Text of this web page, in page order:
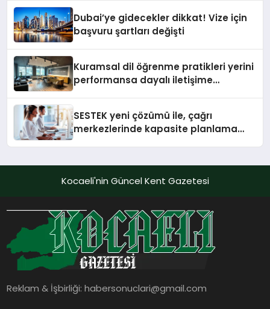
Dubai’ye gidecekler dikkat! Vize için
başvuru şartları değişti
Kuramsal dil öğrenme pratikleri yerini
performansa dayalı iletişime
SESTEK yeni çözümü ile, çağrı
merkezlerinde kapasite planlama
Kocaeli'nin Güncel Kent Gazetesi
Reklam & İşbirliği:habersonuclari@gmail.com